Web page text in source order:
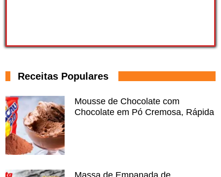
Receitas Populares
Mousse de Chocolate com
Chocolate em Pó Cremosa, Rápida